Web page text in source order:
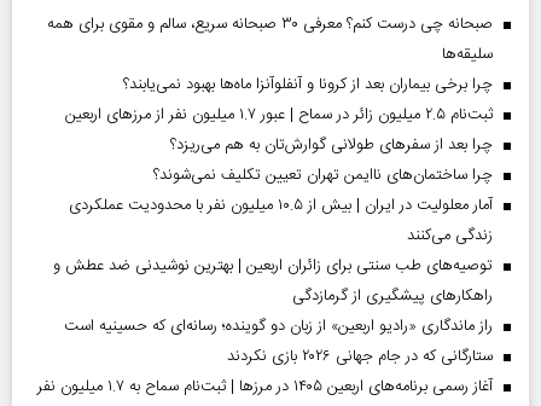
صبحانه چی درست کنم؟ معرفی ۳۰ صبحانه سریع، سالم و مقوی برای همه
سلیقه‌ها
چرا برخی بیماران بعد از کرونا و آنفلوآنزا ماه‌ها بهبود نمی‌یابند؟
ثبت‌نام ۲.۵ میلیون زائر در سماح | عبور ۱.۷ میلیون نفر از مرز‌های اربعین
چرا بعد از سفرهای طولانی گوارش‌تان به هم می‌ریزد؟
چرا ساختمان‌های ناایمن تهران تعیین تکلیف نمی‌شوند؟
آمار معلولیت در ایران | بیش از ۱۰.۵ میلیون نفر با محدودیت عملکردی
زندگی می‌کنند
توصیه‌های طب سنتی برای زائران اربعین | بهترین نوشیدنی ضد عطش و
راهکارهای پیشگیری از گرمازدگی
راز ماندگاری «رادیو اربعین» از زبان دو گوینده؛ رسانه‌ای که حسینیه است
ستارگانی که در جام جهانی ۲۰۲۶ بازی نکردند
آغاز رسمی برنامه‌های اربعین ۱۴۰۵ در مرز‌ها | ثبت‌نام سماح به ۱.۷ میلیون نفر